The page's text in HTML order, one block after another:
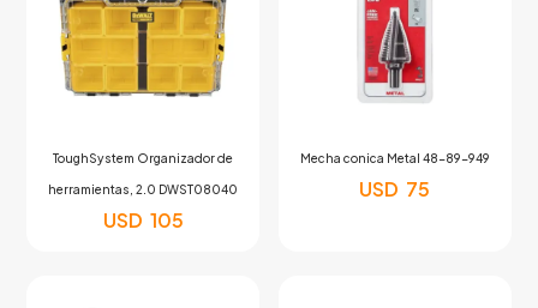
ToughSystem Organizador de
herramientas, 2.0 DWST08040
USD 105
Mecha conica Metal 48-89-949
USD 75